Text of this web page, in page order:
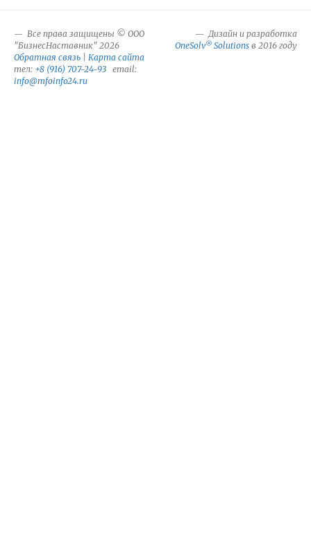
Все права защищены © ООО
"БизнесНаставник" 2026
Обратная связь
Карта сайта
тел: +8 (916) 707-24-93 email:
info@mfoinfo24.ru
Дизайн и разработка
OneSolv® Solutions в 2016 году